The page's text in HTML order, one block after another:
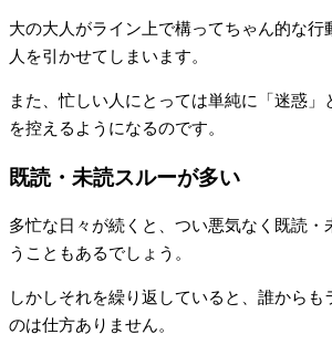
大の大人がライン上で構ってちゃん的な行
人を引かせてしまいます。
また、忙しい人にとっては単純に「迷惑」
を控えるようになるのです。
既読・未読スルーが多い
多忙な日々が続くと、つい悪気なく既読・
うこともあるでしょう。
しかしそれを繰り返していると、誰からも
のは仕方ありません。